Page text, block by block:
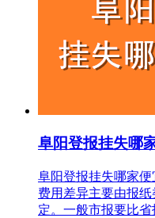
阜阳登报挂失哪
阜阳登报挂失哪家
费用差异主要由报
定。一般市报要比